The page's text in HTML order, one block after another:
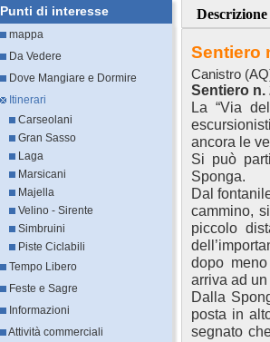
Punti di interesse
mappa
Da Vedere
Dove Mangiare e Dormire
Itinerari
Carseolani
Gran Sasso
Laga
Marsicani
Majella
Velino - Sirente
Simbruini
Piste Ciclabili
Tempo Libero
Feste e Sagre
Informazioni
Attività commerciali
Descrizione
Sentiero
Canistro
Sentiero n.
La “Via
ancora le
Si può
Sponga.
Dal
cammino,
piccolo
dopo
arriva ad
Dalla
posta in
segnato